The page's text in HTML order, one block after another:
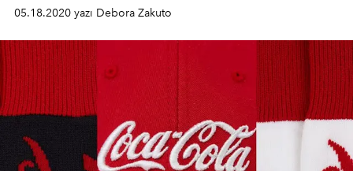
bu dünyadaki gelecek için hayallerini anlatıyor.
05.18.2020 yazı Debora Zakuto